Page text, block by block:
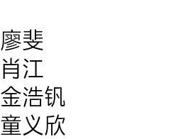
廖斐
肖江
金浩钒
童义欣